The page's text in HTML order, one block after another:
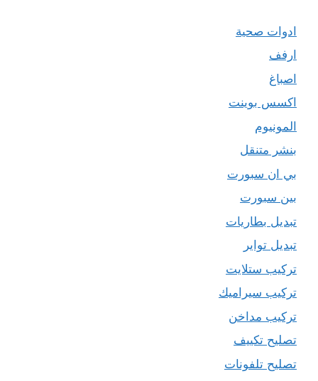
ادوات صحية
ارفف
اصباغ
اكسس بوينت
المونيوم
بنشر متنقل
بي ان سبورت
بين سبورت
تبديل بطاريات
تبديل تواير
تركيب ستلايت
تركيب سيراميك
تركيب مداخن
تصليح تكييف
تصليح تلفونات